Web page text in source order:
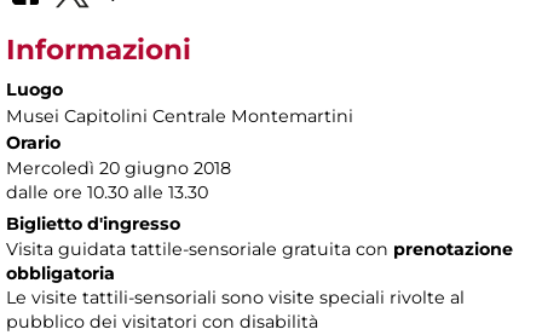
Informazioni
Luogo
Musei Capitolini Centrale Montemartini
Orario
Mercoledì 20 giugno 2018
dalle ore 10.30 alle 13.30
Biglietto d'ingresso
Visita guidata tattile-sensoriale gratuita con prenotazione
obbligatoria
Le visite tattili-sensoriali sono visite speciali rivolte al
pubblico dei visitatori con disabilità